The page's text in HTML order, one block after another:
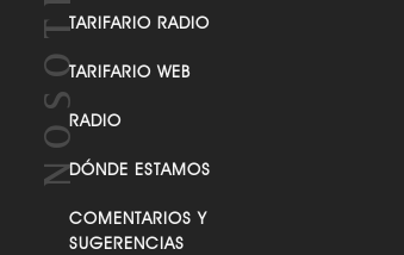
TARIFARIO RADIO
TARIFARIO WEB
RADIO
DÓNDE ESTAMOS
COMENTARIOS Y
SUGERENCIAS